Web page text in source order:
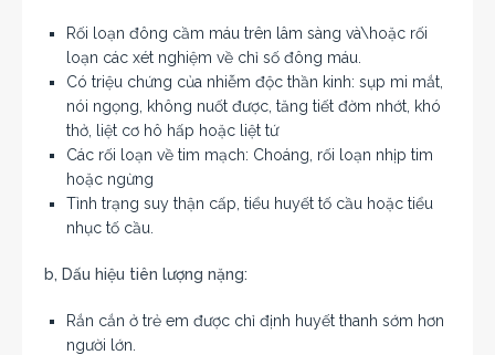
Rối loạn đông cầm máu trên lâm sàng và\hoặc rối
loạn các xét nghiệm về chỉ số đông máu.
Có triệu chứng của nhiễm độc thần kinh: sụp mi mắt,
nói ngọng, không nuốt được, tăng tiết đờm nhớt, khó
thở, liệt cơ hô hấp hoặc liệt tứ
Các rối loạn về tim mạch: Choáng, rối loạn nhịp tim
hoặc ngừng
Tình trạng suy thận cấp, tiểu huyết tố cầu hoặc tiểu
nhục tố cầu.
b, Dấu hiệu tiên lượng nặng:
Rắn cắn ở trẻ em được chỉ định huyết thanh sớm hơn
người lớn.